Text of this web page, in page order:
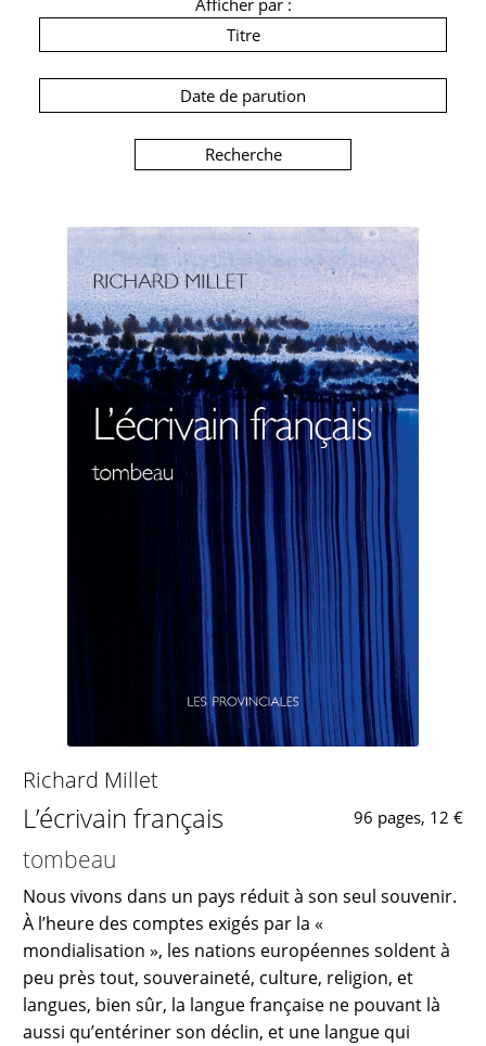
Titre
Date de parution
Richard Millet
L’écrivain français 96 pages, 12 €
tombeau
Nous vivons dans un pays réduit à son seul souvenir.
À l’heure des comptes exigés par la «
mondialisation », les nations européennes soldent à
peu près tout, souveraineté, culture, religion, et
langues, bien sûr, la langue française ne pouvant là
aussi qu’entériner son déclin, et une langue qui